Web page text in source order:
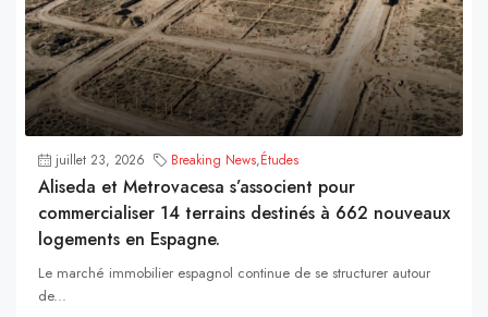
juillet 23, 2026 Breaking News,Études
Aliseda et Metrovacesa s’associent pour
commercialiser 14 terrains destinés à 662 nouveaux
logements en Espagne.
Le marché immobilier espagnol continue de se structurer autour
de...